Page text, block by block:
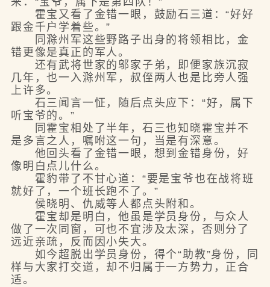
霍宝又看了金错一眼，鼓励石三道：“好好
跟金千户学着些。”
同滁州军这些野路子出身的将领相比，金
错更像是真正的军人。
还有武将世家的邬家子弟，即便家族沉寂
几年，也一入滁州军，叔侄两人也是比旁人强
上许多。
石三闻言一怔，随后点头应下：“好，属下
听宝爷的。”
同霍宝相处了半年，石三也知晓霍宝并不
是多言之人，嘱咐这一句，当是有深意。
他回头看了金错一眼，想到金错身份，好
像明白点儿什么。
霍豹带了不甘心道：“要是宝爷也在战将班
就好了，一个班长跑不了。”
侯晓明、仇威等人都点头附和。
霍宝却是明白，他虽是学员身份，与众人
做了一次同窗，可也不宜涉及太深，否则分了
远近亲疏，反而因小失大。
如今超脱出学员身份，得个“助教”身份，同
样与大家打交道，却不归属于一方势力，正合
适。